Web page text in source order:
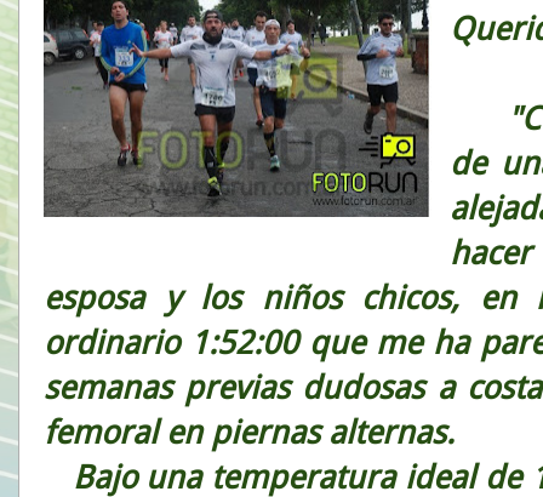
de
hacer
esposa y los niños chicos,
ordinario 1:52:00 que me ha
semanas previas dudosas a
femoral en piernas alternas.
Bajo una temperatura ideal de